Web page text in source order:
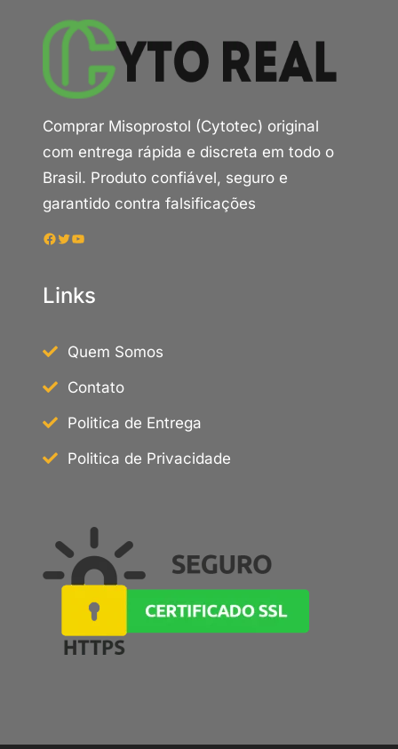
Comprar Misoprostol (Cytotec) original
com entrega rápida e discreta em todo o
Brasil. Produto confiável, seguro e
garantido contra falsificações
Facebook Twitter Youtube
Links
Quem Somos
Contato
Politica de Entrega
Politica de Privacidade